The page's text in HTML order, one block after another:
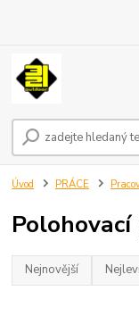
Úvod PRÁCE
Nejnovější